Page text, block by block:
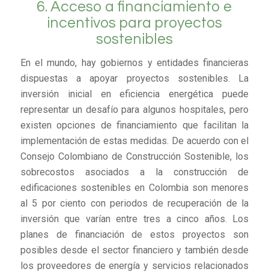
6. Acceso a financiamiento e
incentivos para proyectos
sostenibles
En el mundo, hay gobiernos y entidades financieras
dispuestas a apoyar proyectos sostenibles. La
inversión inicial en eficiencia energética puede
representar un desafío para algunos hospitales, pero
existen opciones de financiamiento que facilitan la
implementación de estas medidas. De acuerdo con el
Consejo Colombiano de Construcción Sostenible, los
sobrecostos asociados a la construcción de
edificaciones sostenibles en Colombia son menores
al 5 por ciento con periodos de recuperación de la
inversión que varían entre tres a cinco años. Los
planes de financiación de estos proyectos son
posibles desde el sector financiero y también desde
los proveedores de energía y servicios relacionados